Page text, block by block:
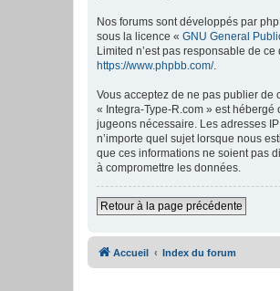
Nos forums sont développés par
sous la licence « GNU General
Limited n’est pas responsable de
https://www.phpbb.com/.
Vous acceptez de ne pas publier de
« Integra-Type-R.com » est
jugeons nécessaire. Les adresses
n’importe quel sujet lorsque nous
que ces informations ne soient pas
à compromettre les données.
Retour à la page précédente
Accueil Index du forum